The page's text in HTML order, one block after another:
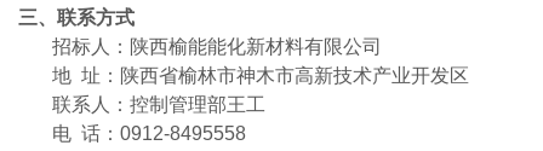
三、联系方式
招标人： 陕西榆能能化新材料有限公司
地 址：陕西省榆林市神木市高新技术产业开发区
联系人：控制管理部王工
电 话： 0912-8495558